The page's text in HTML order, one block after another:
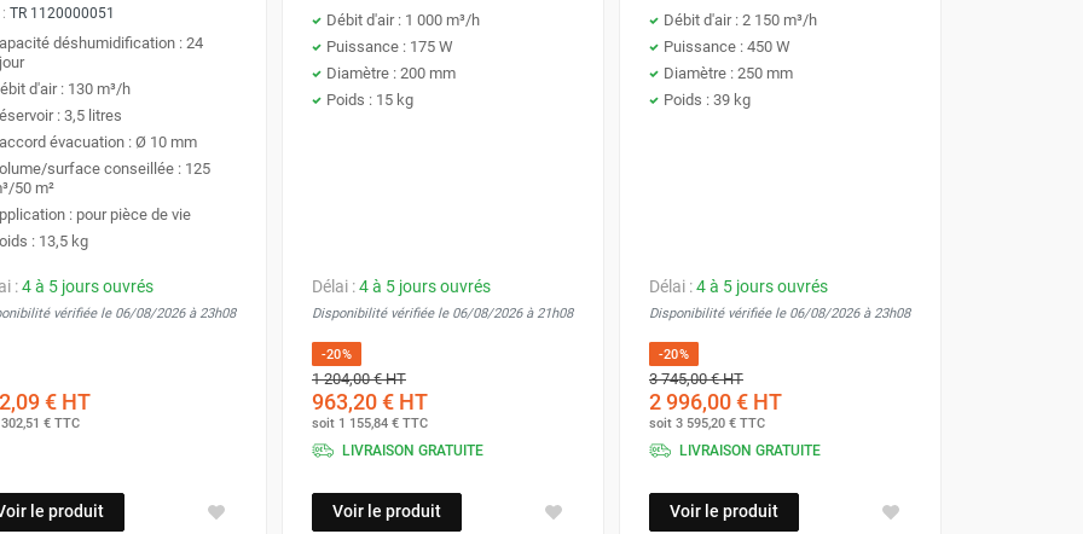
TR 1120000051
déshumidification : 24
d'air : 130 m³/h
: 3,5 litres
évacuation : Ø 10 mm
surface conseillée : 125
50 m²
: pour pièce de vie
: 13,5 kg
:4 à 5 jours ouvrés
vérifiée le 06/08/2026 à 23h08
€ HT
302,51 € TTC
le produit
Débit d'air : 1 000 m³/h
Puissance : 175 W
Diamètre : 200 mm
Poids : 15 kg
Délai :4 à 5 jours ouvrés
Disponibilité vérifiée le 06/08/2026 à 21h08
-20%
1 204,00 €HT
963,20 €HT
soit 1 155,84 €TTC
LIVRAISON GRATUITE
Voir le produit
Débit d'air : 2 150 m³/h
Puissance : 450 W
Diamètre : 250 mm
Poids : 39 kg
Délai :4 à 5 jours ouvrés
Disponibilité vérifiée le 06/08/2026 à 23h08
-20%
3 745,00 €HT
2 996,00 €HT
soit 3 595,20 €TTC
LIVRAISON GRATUITE
Voir le produit